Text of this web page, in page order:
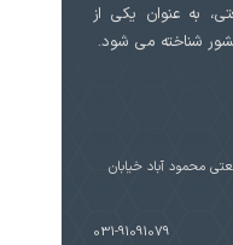
به عنوان یکی از
شناخته می شود.
محمود آباد خیابان
031-91091079